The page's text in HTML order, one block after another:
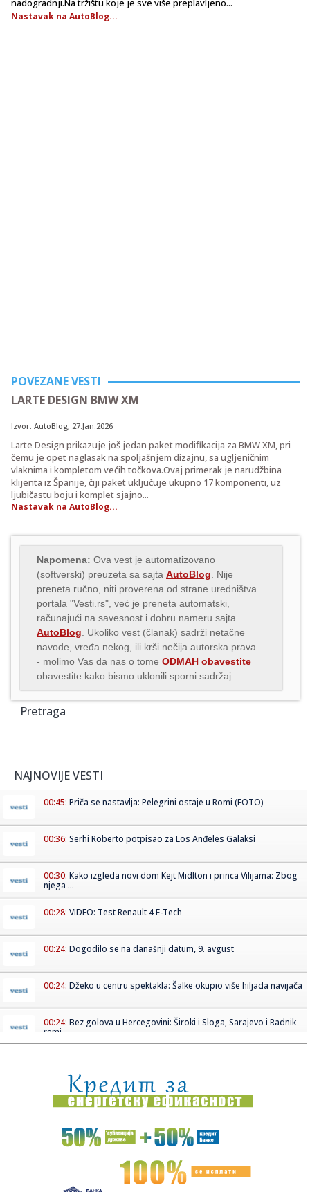
nadogradnji.Na tržištu koje je sve više preplavljeno...
Nastavak na AutoBlog...
POVEZANE VESTI
LARTE DESIGN BMW XM
Izvor: AutoBlog, 27.Jan.2026
Larte Design prikazuje još jedan paket modifikacija za BMW XM, pri
čemu je opet naglasak na spoljašnjem dizajnu, sa ugljeničnim
vlaknima i kompletom većih točkova.Ovaj primerak je narudžbina
klijenta iz Španije, čiji paket uključuje ukupno 17 komponenti, uz
ljubičastu boju i komplet sjajno...
Nastavak na AutoBlog...
Napomena: Ova vest je automatizovano
(softverski) preuzeta sa sajta AutoBlog . Nije
preneta ručno, niti proverena od strane uredništva
portala "Vesti.rs", već je preneta automatski,
računajući na savesnost i dobru nameru sajta
AutoBlog . Ukoliko vest (članak) sadrži netačne
navode, vređa nekog, ili krši nečija autorska prava
- molimo Vas da nas o tome ODMAH obavestite
obavestite kako bismo uklonili sporni sadržaj.
Pretraga
NAJNOVIJE VESTI
00:45: Priča se nastavlja: Pelegrini ostaje u Romi (FOTO)
00:36: Serhi Roberto potpisao za Los Anđeles Galaksi
00:30: Kako izgleda novi dom Kejt Midlton i princa Vilijama: Zbog
njega ...
00:28: VIDEO: Test Renault 4 E-Tech
00:24: Dogodilo se na današnji datum, 9. avgust
00:24: Džeko u centru spektakla: Šalke okupio više hiljada navijača
00:24: Bez golova u Hercegovini: Široki i Sloga, Sarajevo i Radnik
remi...
00:17:Velika akcija tokom noći i ranog jutra u Beogradu: Ekipe
izlaze ...
00:02:Na današnji dan, 9. avgust
TEŽAK UDARAC ZA HETAFE PRED EVROPU: Važan igrač